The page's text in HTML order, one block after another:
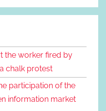
the worker fired by
chalk protest
participation of the
information market